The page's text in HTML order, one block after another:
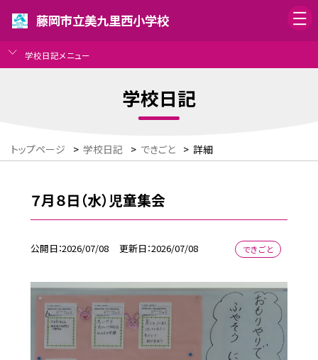
藤岡市立美九里西小学校
学校日記メニュー
学校日記
トップページ > 学校日記 > できごと > 詳細
７月８日（水）児童集会
公開日 2026/07/08 更新日 2026/07/08 できごと